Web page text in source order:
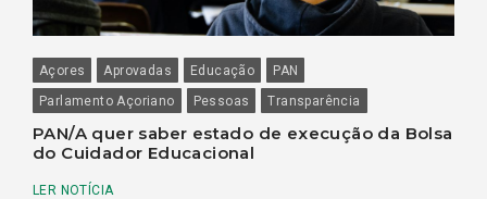
Açores Aprovadas Educação
PAN
Parlamento Açoriano
Pessoas Transparência
PAN/A quer saber estado de execução da Bolsa
do Cuidador Educacional
LER NOTÍCIA